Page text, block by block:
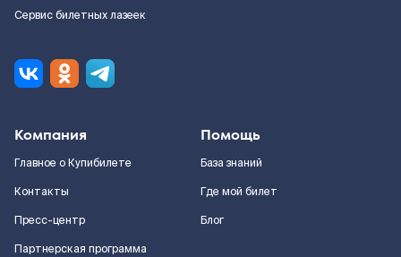
Сервис билетных лазеек
Компания
Главное о Купибилете
Контакты
Пресс-центр
Партнерская программа
Помощь
База знаний
Где мой билет
Блог